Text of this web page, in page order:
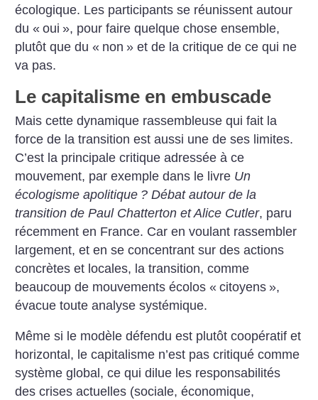
écologique. Les participants se réunissent autour
du « oui », pour faire quelque chose ensemble,
plutôt que du « non » et de la critique de ce qui ne
va pas.
Le capitalisme en embuscade
Mais cette dynamique rassembleuse qui fait la
force de la transition est aussi une de ses limites.
C’est la principale critique adressée à ce
mouvement, par exemple dans le livre Un
écologisme apolitique ? Débat autour de la
transition de Paul Chatterton et Alice Cutler, paru
récemment en France. Car en voulant rassembler
largement, et en se concentrant sur des actions
concrètes et locales, la transition, comme
beaucoup de mouvements écolos « citoyens »,
évacue toute analyse systémique.
Même si le modèle défendu est plutôt coopératif et
horizontal, le capitalisme n’est pas critiqué comme
système global, ce qui dilue les responsabilités
des crises actuelles (sociale, économique,